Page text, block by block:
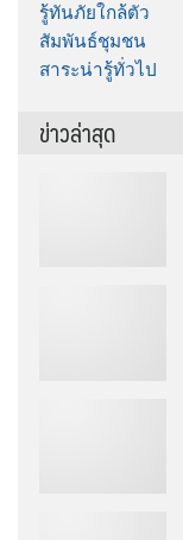
รู้ทันภัยใกล้ตัว
สัมพันธ์ชุมชน
สาระน่ารู้ทั่วไป
ข่าวล่าสุด